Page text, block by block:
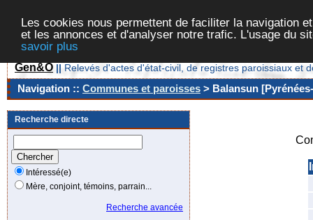
Les cookies nous permettent de faciliter la navigation
et les annonces et d'analyser notre trafic. L'usage du
savoir plus
Gen&O || Relevés d'actes d'état-civil, de registres paroissiaux et
Navigation :: Communes et paroisses > Balansun
Recherche directe
Intéressé(e)
Mère, conjoint, témoins, parrain...
Recherche avancée